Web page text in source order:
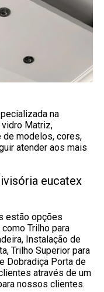
na
Matriz,
de modelos, cores,
atender aos mais
eucatex
estão opções
Trilho para
Instalação de
Trilho Superior para
Dobradiça Porta de
através de um
nossos clientes.